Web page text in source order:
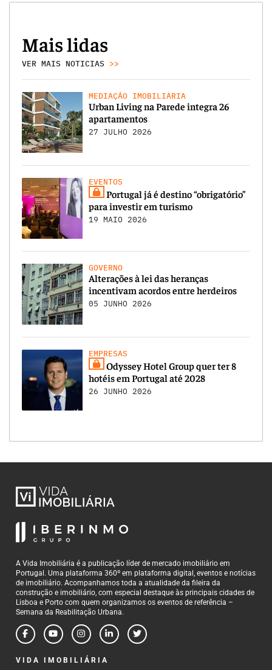
Mais lidas
VER MAIS NOTICIAS >>
MEDIAÇÃO IMOBILIÁRIA
Urban Living na Parede integra 26
apartamentos
27 JULHO 2026
EVENTOS
Portugal já é destino “obrigatório”
para investir em turismo
19 MAIO 2026
GOVERNO
Alterações à lei das heranças
incentivam acordos entre herdeiros
05 JUNHO 2026
EMPRESAS
Odyssey Hotel Group quer ter 8
hotéis em Portugal até 2028
26 JUNHO 2026
A Vida Imobiliária é a publicação líder de mercado imobiliário em
Portugal. Uma plataforma 360º em plataforma digital, eventos e notícias
de imobiliário. Acompanhamos toda a atualidade da fileira da
construção e imobiliário, com especial destaque às principais cidades de
Lisboa e Porto com quem organizamos os eventos de referência –
Semana da Reabilitação Urbana.
VIDA IMOBILIÁRIA